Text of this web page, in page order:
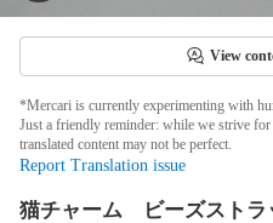
View
*Mercari is currently experimenting with
Just a friendly reminder: while we strive for
translated content may not be perfect.
Report Translation issue
猫チャーム ビーズスト